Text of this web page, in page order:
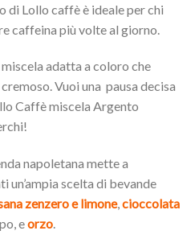
di Lollo caffè è ideale per chi
caffeina più volte al giorno.
adatta a coloro che
Vuoi una pausa decisa
Caffè miscela Argento
napoletana mette a
scelta di bevande
zenzero e limone,cioccolata
eorzo.